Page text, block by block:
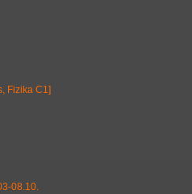
Fizika C1]
08.10.